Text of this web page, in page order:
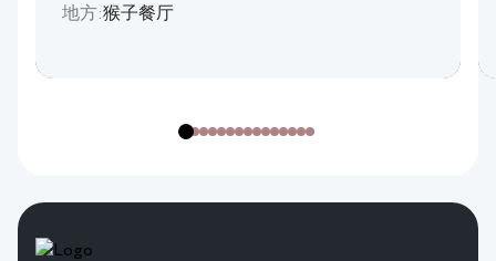
地方:猴子餐厅